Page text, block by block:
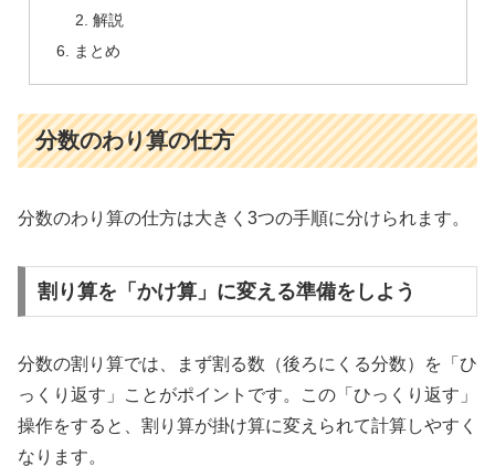
解説
まとめ
分数のわり算の仕方
分数のわり算の仕方は大きく3つの手順に分けられます。
割り算を「かけ算」に変える準備をしよう
分数の割り算では、まず割る数（後ろにくる分数）を「ひ
っくり返す」ことがポイントです。この「ひっくり返す」
操作をすると、割り算が掛け算に変えられて計算しやすく
なります。